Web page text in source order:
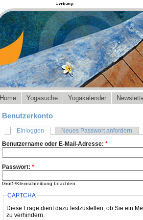
Home Yogasuche Yogakalender
Benutzerkonto
Einloggen Neues Passwort anfordern
Benutzername oder E-Mail-Adresse: *
Passwort: *
Groß-/Kleinschreibung beachten.
CAPTCHA
Diese Frage dient dazu festzustellen, ob Sie ein
zu verhindern.